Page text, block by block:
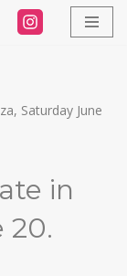
Saturday June
in
20.